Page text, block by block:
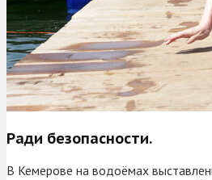
Ради безопасности.
В Кемерове на водоёмах